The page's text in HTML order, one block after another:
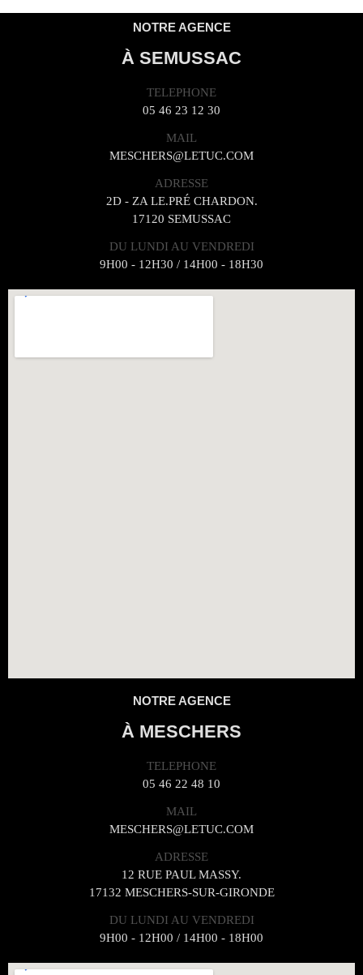
NOTRE AGENCE
À SEMUSSAC
TELEPHONE
05 46 23 12 30
MAIL
MESCHERS@LETUC.COM
ADRESSE
2D - ZA LE.PRÉ CHARDON.
17120 SEMUSSAC
DU LUNDI AU VENDREDI
9H00 - 12H30 / 14H00 - 18H30
NOTRE AGENCE
À MESCHERS
TELEPHONE
05 46 22 48 10
MAIL
MESCHERS@LETUC.COM
ADRESSE
12 RUE PAUL MASSY.
17132 MESCHERS-SUR-GIRONDE
DU LUNDI AU VENDREDI
9H00 - 12H00 / 14H00 - 18H00